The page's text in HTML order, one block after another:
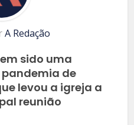
A Redação
sido uma
de
levou a igreja a
reunião